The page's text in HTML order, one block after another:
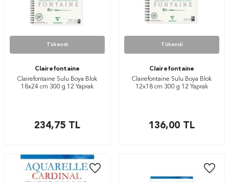
Tükendi
Clairefontaine
Clairefontaine Sulu Boya Blok
18x24 cm 300 g 12 Yaprak
234,75 TL
Tükendi
Clairefontaine
Clairefontaine Sulu Boya Blok
12x18 cm 300 g 12 Yaprak
136,00 TL